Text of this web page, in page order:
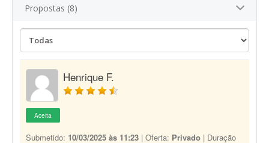
Propostas (8)
Henrique F.
Aceita
Submetido: 10/03/2025 às 11:23 | Oferta: Privado | Duração